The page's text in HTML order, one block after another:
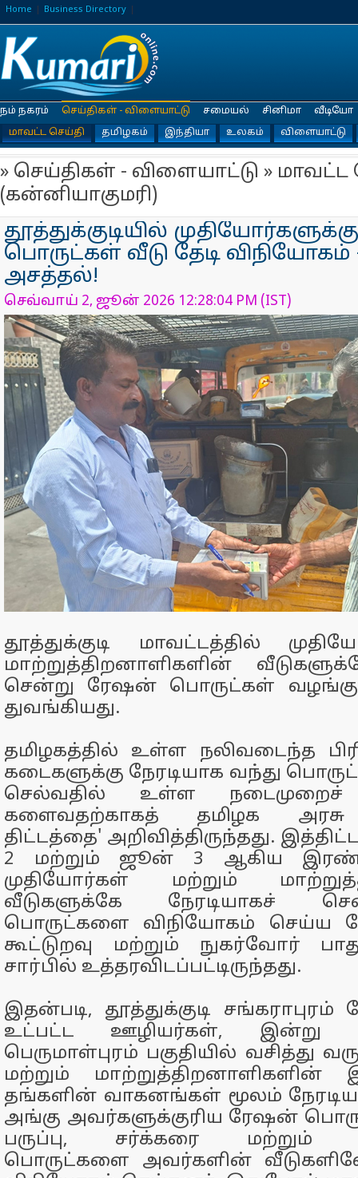
Home Business Directory
நம் நகரம்
செய்திகள் - விளையாட்டு
மாவட்ட செய்தி
தமிழகம் இந்தியா உலகம் விளையாட்டு
சமையல் சினிமா வீடியோ
» செய்திகள் - விளையாட்டு » மாவட்ட
(கன்னியாகுமரி)
தூத்துக்குடியில்
பொருட்கள் வீடு தேடி
அசத்தல்!
செவ்வாய் 2, ஜூன் 2026 12:28:04 PM (IST)
தூத்துக்குடி மாவட்டத்தில்
மாற்றுத்திறனாளிகளின்
சென்று ரேஷன் பொருட்கள்
துவங்கியது.
தமிழகத்தில் உள்ள நலிவடைந்த
கடைகளுக்கு நேரடியாக வந்து
செல்வதில் உள்ள நடைமுறைச்
களைவதற்காகத் தமிழக அரசு
திட்டத்தை' அறிவித்திருந்தது.
2 மற்றும் ஜூன் 3 ஆகிய
முதியோர்கள் மற்றும்
வீடுகளுக்கே நேரடியாகச்
பொருட்களை விநியோகம் செய்ய
கூட்டுறவு மற்றும் நுகர்வோர்
சார்பில் உத்தரவிடப்பட்டிருந்தது.
இதன்படி, தூத்துக்குடி
உட்பட்ட ஊழியர்கள், இன்று
பெருமாள்புரம் பகுதியில் வசித்து
மற்றும் மாற்றுத்திறனாளிகளின்
தங்களின் வாகனங்கள் மூலம்
அங்கு அவர்களுக்குரிய ரேஷன்
பருப்பு, சர்க்கரை மற்றும்
பொருட்களை அவர்களின்